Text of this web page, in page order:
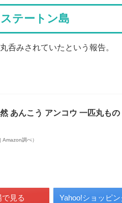
テートン島
呑みされていたという報告。
あんこう アンコウ 一匹丸も
調べ）
見る Yahoo!ショッピ